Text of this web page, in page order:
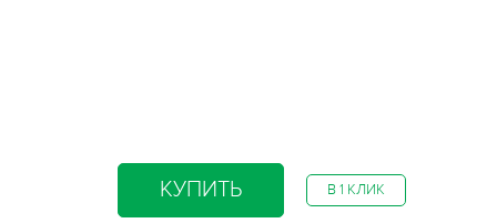
КУПИТЬ В 1 КЛИК